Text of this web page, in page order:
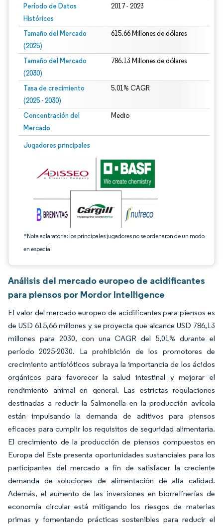
Período de Datos
Históricos
2017 - 2023
Tamaño del Mercado
(2025)
615.66 Millones de dólares
Tamaño del Mercado
(2030)
786.13 Millones de dólares
Tasa de crecimiento
(2025 - 2030)
5.01% CAGR
Concentración del
Mercado
Medio
Jugadores principales
*Nota aclaratoria: los principales jugadores no se ordenaron de un modo
en especial
Imagen © Mordor Intelligence. El uso requiere atribución según CC BY 4.0.
Análisis del mercado europeo de acidificantes
para piensos por Mordor Intelligence
El valor del mercado europeo de acidificantes para piensos es
de USD 615,66 millones y se proyecta que alcance USD 786,13
millones para 2030, con una CAGR del 5,01% durante el
período 2025-2030. La prohibición de los promotores de
crecimiento antibióticos subraya la importancia de los ácidos
orgánicos para favorecer la salud intestinal y mejorar el
rendimiento animal en general. Las estrictas regulaciones
destinadas a reducir la Salmonella en la producción avícola
están impulsando la demanda de aditivos para piensos
eficaces para cumplir los requisitos de seguridad alimentaria.
El crecimiento de la producción de piensos compuestos en
Europa del Este presenta oportunidades sustanciales para los
participantes del mercado a fin de satisfacer la creciente
demanda de soluciones de alimentación de alta calidad.
Además, el aumento de las inversiones en biorrefinerías de
economía circular está mitigando los riesgos de materias
primas y fomentando prácticas sostenibles para reducir el